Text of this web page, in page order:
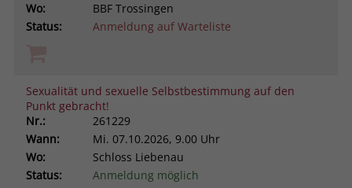
Wo:
BBF Trossingen
Status:
Anmeldung auf Warteliste
Sexualität und sexuelle Selbstbestimmung auf den
Punkt gebracht!
Nr.:
261229
Wann:
Mi. 07.10.2026, 9.00 Uhr
Wo:
Schloss Liebenau
Status:
Anmeldung möglich